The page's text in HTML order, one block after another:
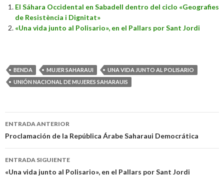
El Sáhara Occidental en Sabadell dentro del ciclo «Geografies
de Resistència i Dignitat»
«Una vida junto al Polisario», en el Pallars por Sant Jordi
BENDA MUJER SAHARAUI
UNA VIDA JUNTO AL POLISARIO
UNIÓN NACIONAL DE MUJERES SAHARAUIS
Navegación
de
entradas
ENTRADA ANTERIOR
Proclamación de la República Árabe Saharaui Democrática
ENTRADA SIGUIENTE
«Una vida junto al Polisario», en el Pallars por Sant Jordi